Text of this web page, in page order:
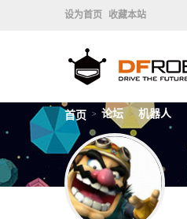
设为首页 收藏本站
首页 > 论坛 > 机器人